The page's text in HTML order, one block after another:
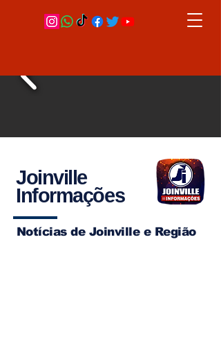
Joinville
Informações
Notícias de Joinville e Região